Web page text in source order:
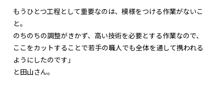
もうひとつ工程として重要なのは、模様をつける作業がないこ
と。
のちのちの調整がきかず、高い技術を必要とする作業なので、
ここをカットすることで若手の職人でも全体を通して携われる
ようにしたのです」
と田山さん。